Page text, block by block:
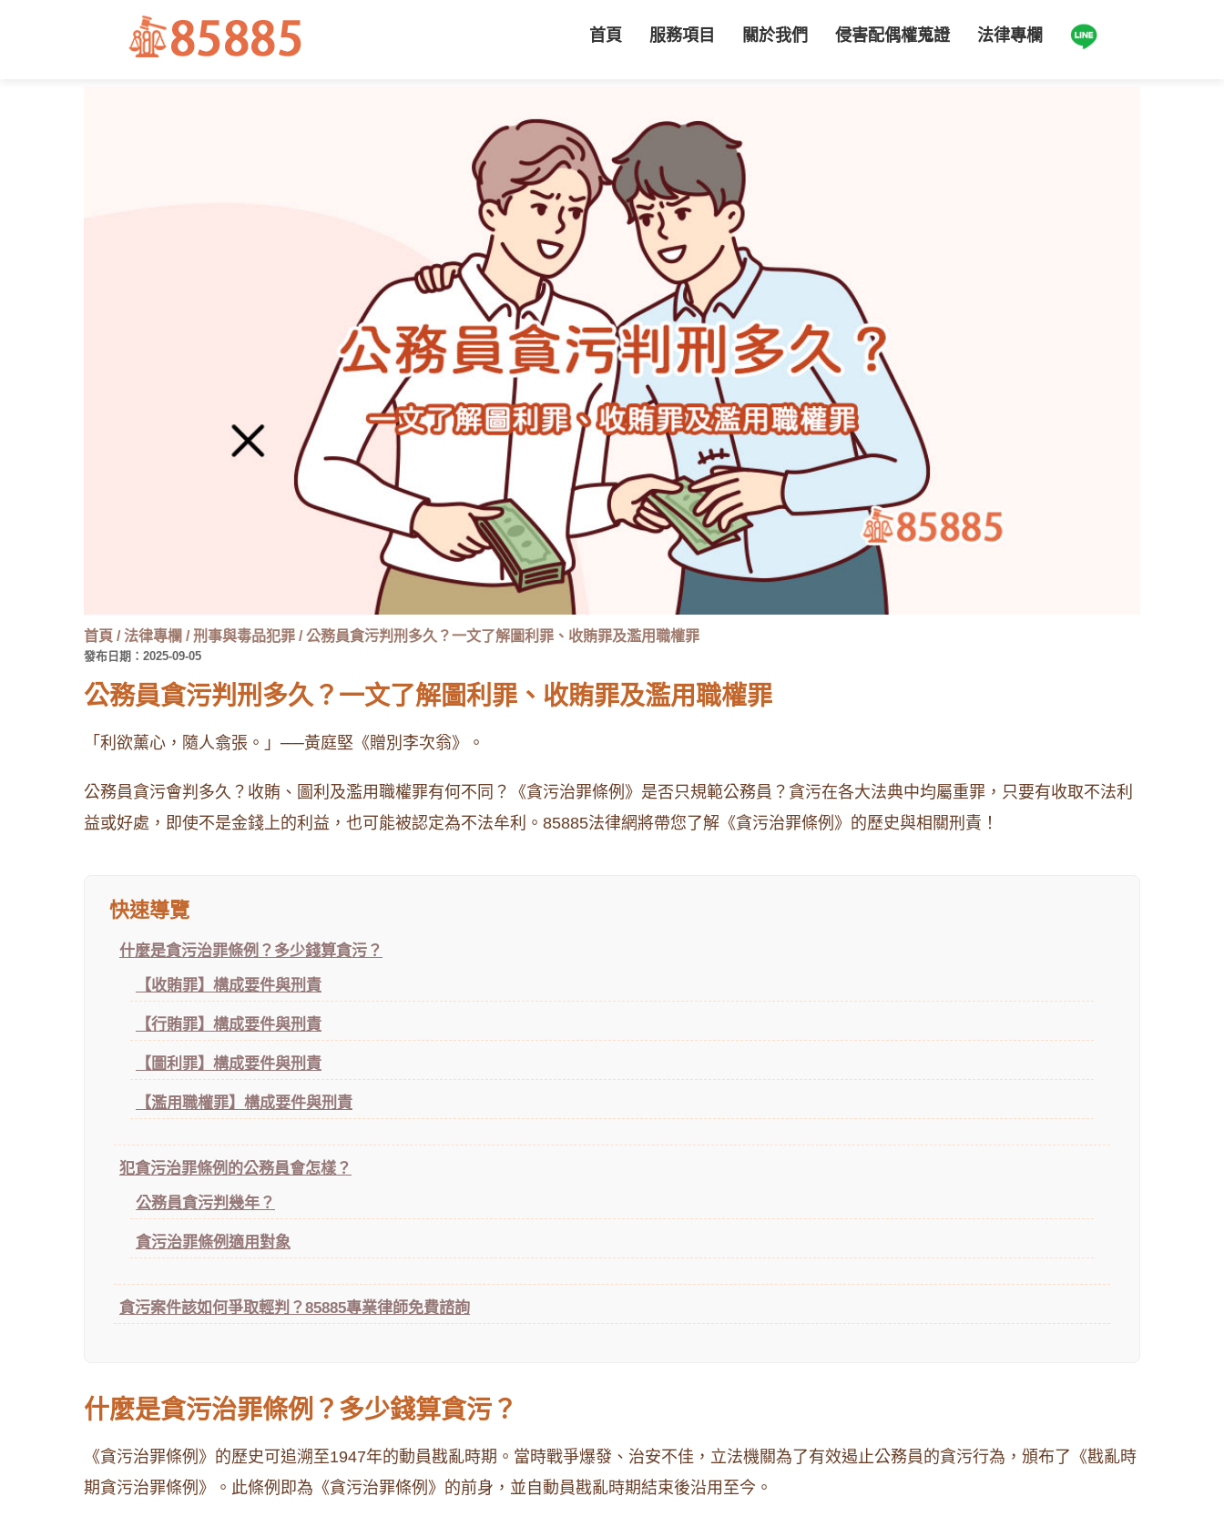
首頁 服務項目 關於我們 侵害配偶權蒐證 法律專欄
首頁 /法律專欄 /刑事與毒品犯罪 /公務員貪污判刑多久？一文了解圖利罪、收賄罪及濫用職權罪
發布日期：2025-09-05
公務員貪污判刑多久？一文了解圖利罪、收賄罪及濫用職權罪
「利欲薰心，隨人翕張。」──黃庭堅《贈別李次翁》。
公務員貪污會判多久？收賄、圖利及濫用職權罪有何不同？《貪污治罪條例》是否只規範公務員？貪污在各大法典中均屬重罪，只要有收取不法利
益或好處，即使不是金錢上的利益，也可能被認定為不法牟利。85885法律網將帶您了解《貪污治罪條例》的歷史與相關刑責！
快速導覽
什麼是貪污治罪條例？多少錢算貪污？
【收賄罪】構成要件與刑責
【行賄罪】構成要件與刑責
【圖利罪】構成要件與刑責
【濫用職權罪】構成要件與刑責
犯貪污治罪條例的公務員會怎樣？
公務員貪污判幾年？
貪污治罪條例適用對象
貪污案件該如何爭取輕判？85885專業律師免費諮詢
什麼是貪污治罪條例？多少錢算貪污？
《貪污治罪條例》的歷史可追溯至1947年的動員戡亂時期。當時戰爭爆發、治安不佳，立法機關為了有效遏止公務員的貪污行為，頒布了《戡亂時
期貪污治罪條例》。此條例即為《貪污治罪條例》的前身，並自動員戡亂時期結束後沿用至今。